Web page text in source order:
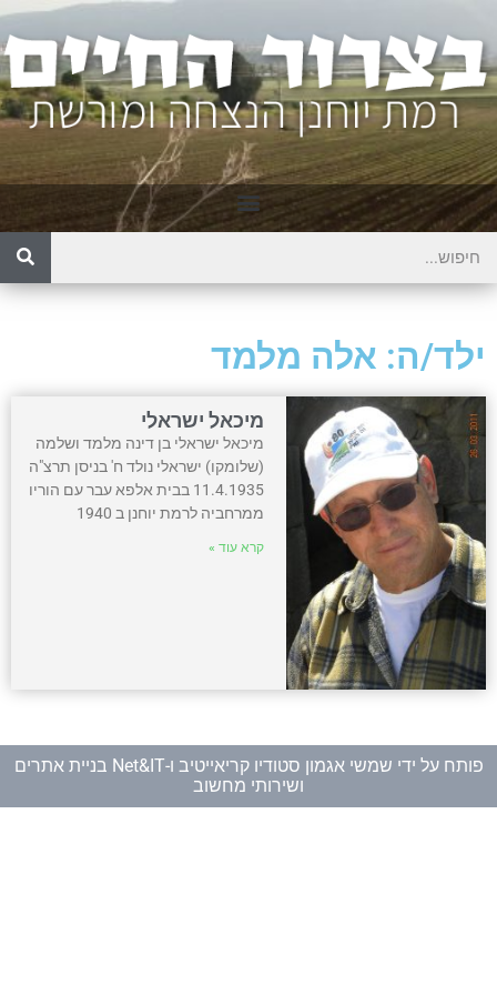
ילד/ה: אלה מלמד
מיכאל ישראלי
מיכאל ישראלי בן דינה מלמד ושלמה
(שלומקו) ישראלי נולד ח' בניסן תרצ"ה
11.4.1935 בבית אלפא עבר עם הוריו
ממרחביה לרמת יוחנן ב 1940
קרא עוד »
פותח על ידי שמשי אגמון סטודיו קריאייטיב ו-
Net&IT בניית אתרים
ושירותי מחשוב